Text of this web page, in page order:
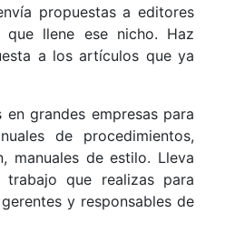
propuestas a editores
llene ese nicho. Haz
a los artículos que ya
grandes empresas para
de procedimientos,
manuales de estilo. Lleva
que realizas para
y responsables de